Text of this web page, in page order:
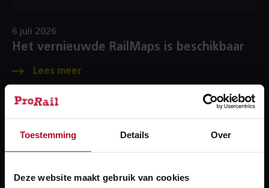
Toestemming Details Over
Deze website maakt gebruik van cookies
Het vernieuwde RailMaps is beschikbaar
6 juli 2026